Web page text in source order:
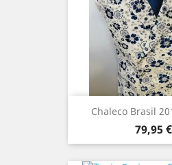
Chaleco Brasil
Precio
79,95 €